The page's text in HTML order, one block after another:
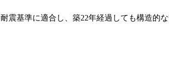
震基準に適合し、築22年経過しても構造的